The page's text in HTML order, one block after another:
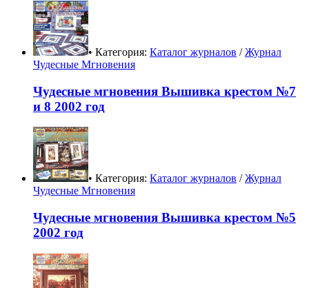
• Категория: Каталог журналов /Журнал
Чудесные Мгновения
Чудесные мгновения Вышивка крестом №7
и 8 2002 год
• Категория: Каталог журналов /Журнал
Чудесные Мгновения
Чудесные мгновения Вышивка крестом №5
2002 год